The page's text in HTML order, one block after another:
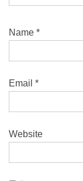
Name *
Email *
Website